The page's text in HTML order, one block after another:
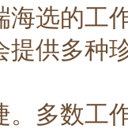
海选的工
提供多种
。多数工